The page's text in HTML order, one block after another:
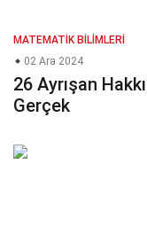
MATEMATIK BILIMLERI
02 Ara 2024
26 Ayrışan
Gerçek